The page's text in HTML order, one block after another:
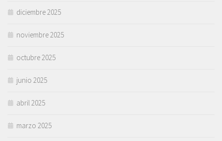
diciembre 2025
noviembre 2025
octubre 2025
junio 2025
abril 2025
marzo 2025